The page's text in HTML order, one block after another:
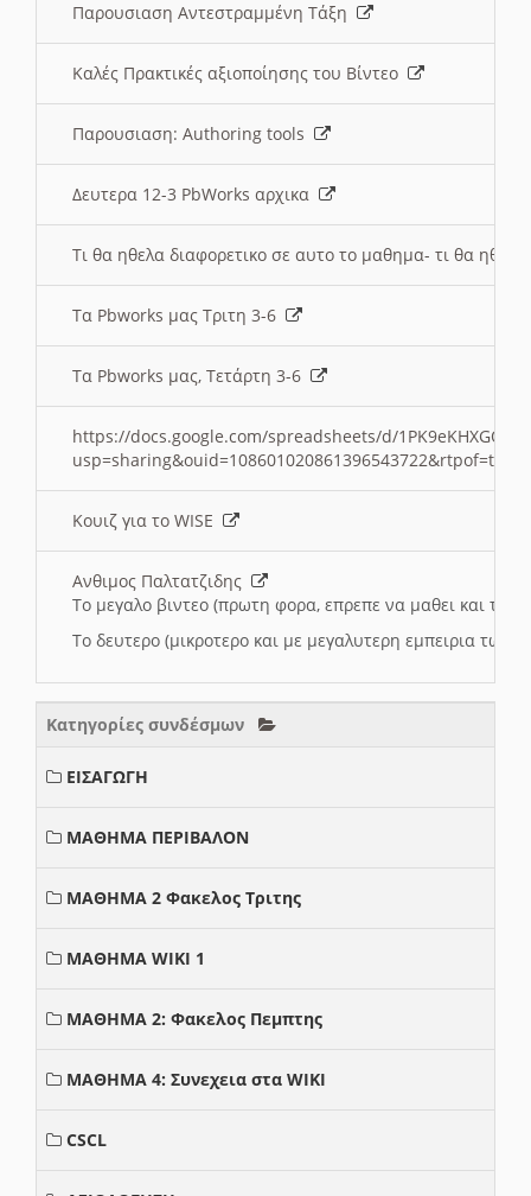
Παρουσιαση Αντεστραμμένη Τάξη
Καλές Πρακτικές αξιοποίησης του Βίντεο
Παρουσιαση: Authoring tools
Δευτερα 12-3 PbWorks αρχικα
Τι θα ηθελα διαφορετικο σε αυτο το μαθημα- τι θα
Τα Pbworks μας Τριτη 3-6
Τα Pbworks μας, Τετάρτη 3-6
https://docs.google.com/spreadsheets/d/
Κουιζ για το WISE
Ανθιμος Παλτατζιδης
Το μεγαλο βιντεο (πρωτη φορα, επρεπε να μαθει και το
Το δευτερο (μικροτερο και με μεγαλυτερη εμπειρια
Κατηγορίες συνδέσμων
ΕΙΣΑΓΩΓΗ
ΜΑΘΗΜΑ ΠΕΡΙΒΑΛΟΝ
ΜΑΘΗΜΑ 2 Φακελος Τριτης
ΜΑΘΗΜΑ WIKI 1
ΜΑΘΗΜΑ 2: Φακελος Πεμπτης
ΜΑΘΗΜΑ 4: Συνεχεια στα WIKI
CSCL